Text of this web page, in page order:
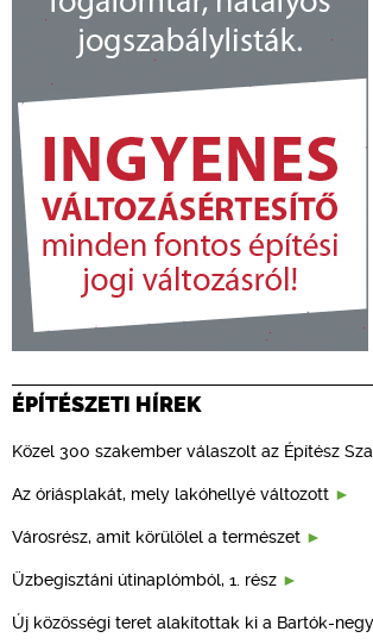
ÉPÍTÉSZETI HÍREK
Közel 300 szakember válaszolt az Építész
Az óriásplakát, mely lakóhellyé változott
Városrész, amit körülölel a természet
Üzbegisztáni útinaplómból, 1. rész
Új közösségi teret alakítottak ki a Bartók-